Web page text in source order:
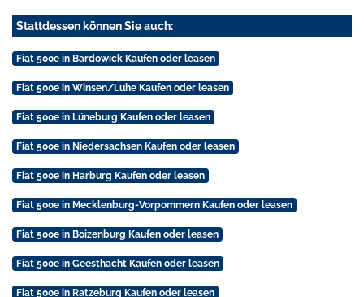
Stattdessen können Sie auch:
Fiat 500e in Bardowick Kaufen oder leasen
Fiat 500e in Winsen/Luhe Kaufen oder leasen
Fiat 500e in Lüneburg Kaufen oder leasen
Fiat 500e in Niedersachsen Kaufen oder leasen
Fiat 500e in Harburg Kaufen oder leasen
Fiat 500e in Mecklenburg-Vorpommern Kaufen oder leasen
Fiat 500e in Boizenburg Kaufen oder leasen
Fiat 500e in Geesthacht Kaufen oder leasen
Fiat 500e in Ratzeburg Kaufen oder leasen